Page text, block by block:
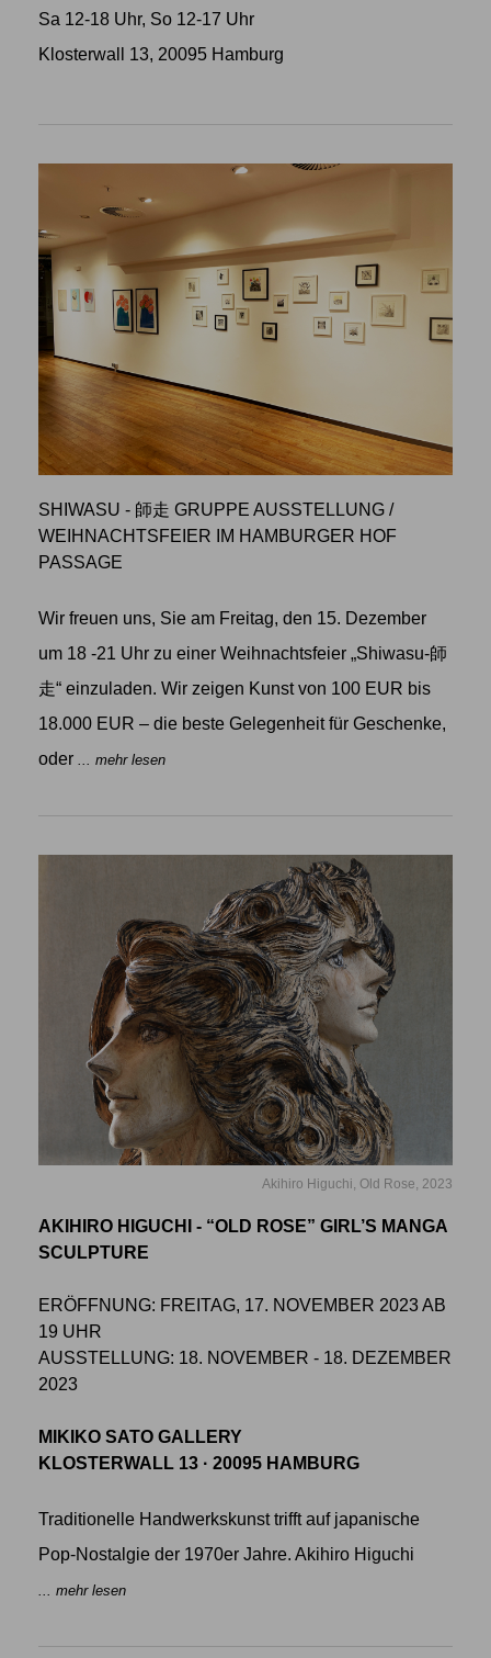
Sa 12-18 Uhr, So 12-17 Uhr
Klosterwall 13, 20095 Hamburg
SHIWASU - 師走 GRUPPE AUSSTELLUNG /
WEIHNACHTSFEIER IM HAMBURGER HOF
PASSAGE
Wir freuen uns, Sie am Freitag, den 15. Dezember
um 18 -21 Uhr zu einer Weihnachtsfeier „Shiwasu-師
走“ einzuladen. Wir zeigen Kunst von 100 EUR bis
18.000 EUR – die beste Gelegenheit für Geschenke,
oder
... mehr lesen
Akihiro Higuchi, Old Rose, 2023
AKIHIRO HIGUCHI - “OLD ROSE” GIRL’S MANGA
SCULPTURE
ERÖFFNUNG: FREITAG, 17. NOVEMBER 2023 AB
19 UHR
AUSSTELLUNG: 18. NOVEMBER - 18. DEZEMBER
2023
MIKIKO SATO GALLERY
KLOSTERWALL 13 · 20095 HAMBURG
Traditionelle Handwerkskunst trifft auf japanische
Pop-Nostalgie der 1970er Jahre. Akihiro Higuchi
... mehr lesen